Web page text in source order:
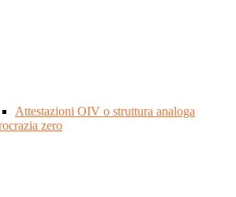
Attestazioni OIV o struttura analoga
zero